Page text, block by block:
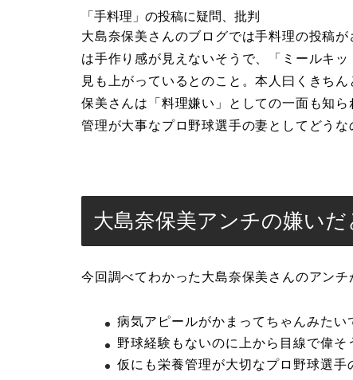
「手料理」の投稿に疑問、批判
大島奈保美さんのブログでは手料理の投稿
は手作り感が見えないそうで、「ミールキ
見も上がっているとのこと。本人曰くきち
保美さんは「料理嫌い」としての一面も知
管理が大事なプロ野球選手の妻としてどうな
大島奈保美アンチの嫌い
今回調べてわかった大島奈保美さんのアン
病気アピールがかまってちゃんみたい
野球経験もないのに上から目線で偉そ
仮にも栄養管理が大切なプロ野球選